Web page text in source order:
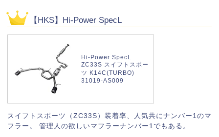
【HKS】Hi-Power SpecL
Hi-Power SpecL
ZC33S スイフトスポー
ツ K14C(TURBO)
31019-AS009
スイフトスポーツ（ZC33S）装着率、人気共にナンバー1のマ
フラー。 管理人の欲しいマフラーナンバー1でもある。